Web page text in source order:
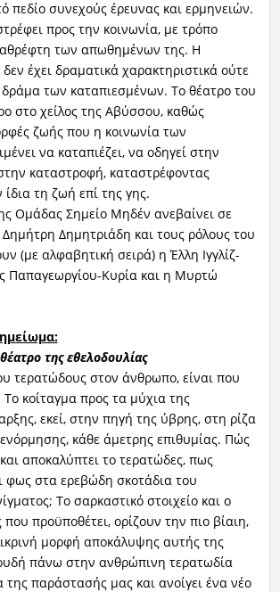
πεδίο συνεχούς έρευνας και ερμηνειών.
προς την κοινωνία, με τρόπο
των απωθημένων της. Η
έχει δραματικά χαρακτηριστικά ούτε
δράμα των καταπιεσμένων. Το θέατρο του
στο χείλος της Αβύσσου, καθώς
ζωής που η κοινωνία των
να καταπιέζει, να οδηγεί στην
καταστροφή, καταστρέφοντας
τη ζωή επί της γης.
Ομάδας Σημείο Μηδέν ανεβαίνει σε
Δημητριάδη και τους ρόλους του
(με αλφαβητική σειρά) η Έλλη Ιγγλίζ-
Παπαγεωργίου-Κυρία και η Μυρτώ
της εθελοδουλίας
τερατώδους στον άνθρωπο, είναι που
Το κοίταγμα προς τα μύχια της
εκεί, στην πηγή της ύβρης, στη ρίζα
κάθε άμετρης επιθυμίας. Πώς
αποκαλύπτει το τερατώδες, πως
φως στα ερεβώδη σκοτάδια του
Το σαρκαστικό στοιχείο και ο
προϋποθέτει, ορίζουν την πιο βίαιη,
μορφή αποκάλυψης αυτής της
πάνω στην ανθρώπινη τερατωδία
της παράστασής μας και ανοίγει ένα νέο